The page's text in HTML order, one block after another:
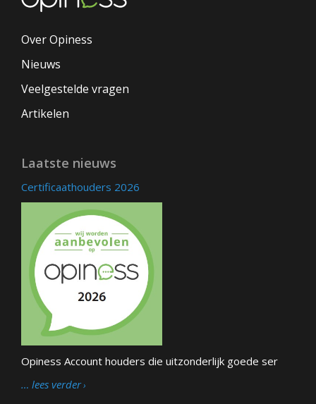
Over Opiness
Nieuws
Veelgestelde vragen
Artikelen
Laatste nieuws
Certificaathouders 2026
Opiness Account houders die uitzonderlijk goede ser
… lees verder